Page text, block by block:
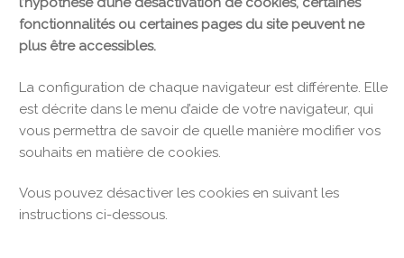
fonctionnalités ou certaines pages du site peuvent ne
plus être accessibles.
La configuration de chaque navigateur est différente. Elle
est décrite dans le menu d’aide de votre navigateur, qui
vous permettra de savoir de quelle manière modifier vos
souhaits en matière de cookies.
Vous pouvez désactiver les cookies en suivant les
instructions ci-dessous.